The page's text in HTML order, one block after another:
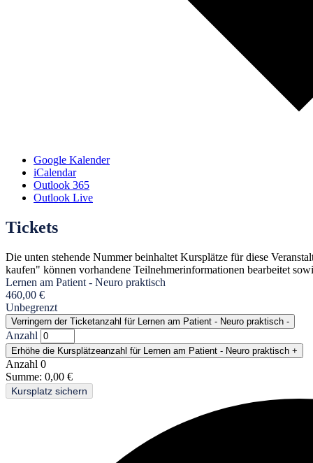
Google Kalender
iCalendar
Outlook 365
Outlook Live
Tickets
Die unten stehende Nummer beinhaltet Kursplätze für diese
kaufen" können vorhandene Teilnehmerinformationen bearbeitet
Lernen am Patient - Neuro praktisch
460,00 €
Unbegrenzt
Verringern der Ticketanzahl für Lernen am Patient - Neuro praktisch -
Anzahl
Erhöhe die Kursplätzeanzahl für Lernen am Patient - Neuro praktisch +
Anzahl 0
Summe: 0,00 €